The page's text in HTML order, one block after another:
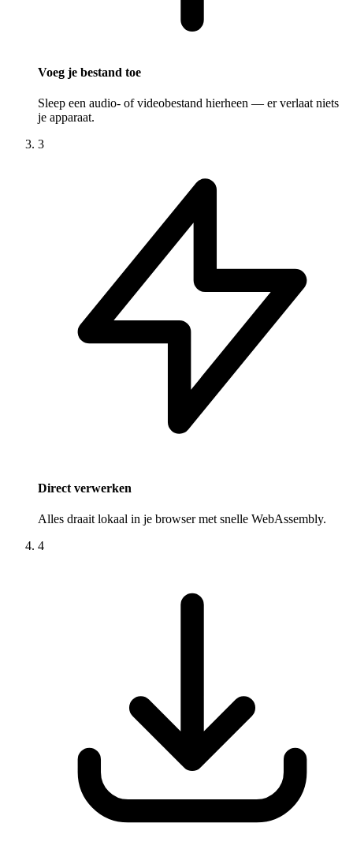
Voeg je bestand toe
Sleep een audio- of videobestand hierheen — er verlaat niets
je apparaat.
3
Direct verwerken
Alles draait lokaal in je browser met snelle WebAssembly.
4